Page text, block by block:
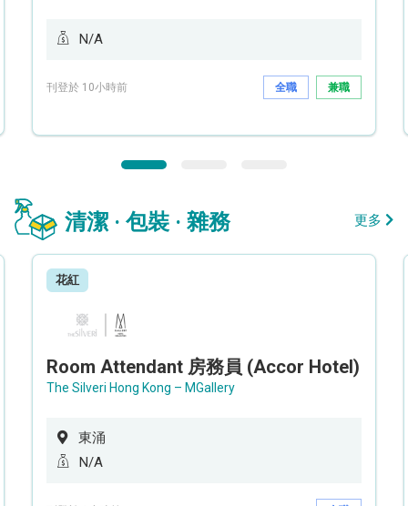
N/A
刊登於 10小時前 全職 兼職
清潔 · 包裝 · 雜務 更多
花紅
Room Attendant 房務員 (Accor Hotel)
The Silveri Hong Kong – MGallery
東涌
N/A